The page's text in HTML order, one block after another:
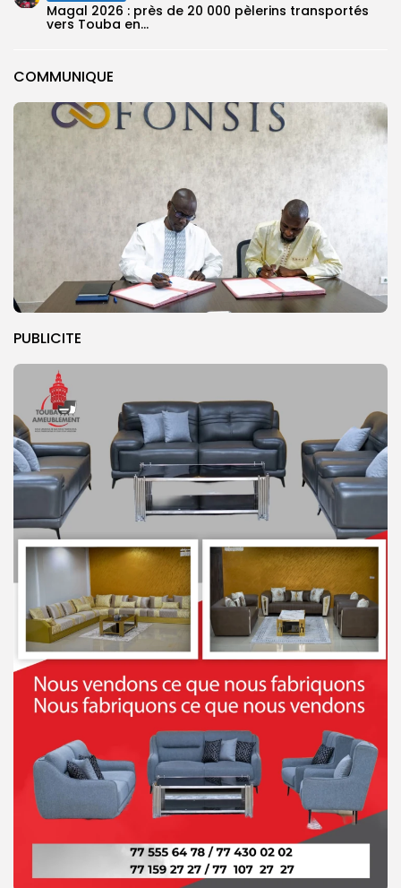
COMMUNIQUE
PUBLICITE
Magal 2026 : près de 20 000 pèlerins transportés
vers Touba en...